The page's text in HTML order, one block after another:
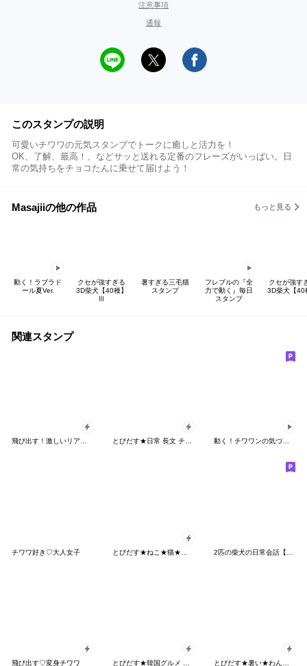
注意事項
通報
このスタンプの説明
可愛いチワワの元気スタンプでトークに癒しと活力を！
OK、了解、最高！、などサッと送れる定番のフレーズがいっぱい。日
常の気持ちをチョコたんに乗せて届けよう！
Masajiiの他の作品 もっと見る
動く！ラブラド
ール夏Ver.
クセが強すぎる
3D柴犬【40種】
Ⅲ
暑すぎる三毛猫
スタンプ
フレブルの『全
力で動く』毎日
スタンプ
クセが強す
3D柴犬【40
関連スタンプ
飛び出す！激しいリアクションにゃんこ とびだす★日常 長文 チワワ★犬 いぬ 動く！チワワンの気づかい
チワワ好き♡大人女子
飛び出す♡変身チワワ